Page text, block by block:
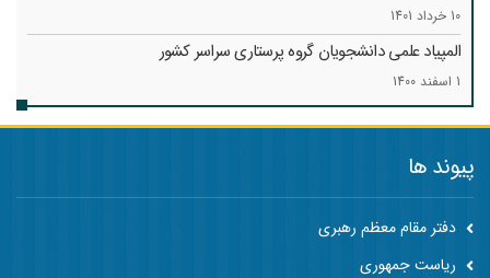
10 خرداد 1401
المپیاد علمی دانشجویان گروه پرستاری سراسر کشور
1 اسفند 1400
پیوند ها
دفتر مقام معظم رهبری
ریاست جمهوری